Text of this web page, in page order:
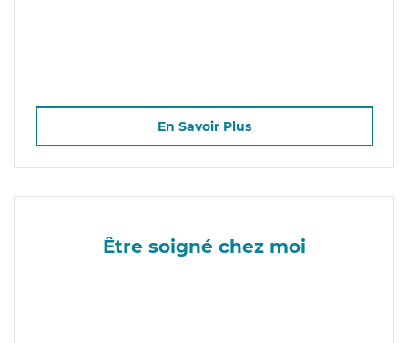
En Savoir Plus
Être soigné chez moi